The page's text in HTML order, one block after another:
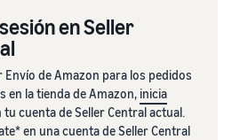
en Seller
Envío de Amazon para los pedidos
en la tienda de Amazon, inicia
tu cuenta de Seller Central actual.
en una cuenta de Seller Central